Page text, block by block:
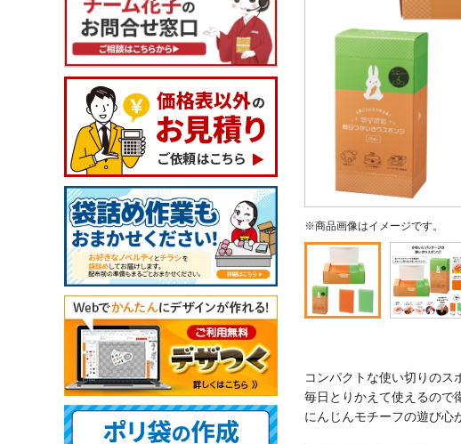
※商品画像はイメージです。
コンパクトな使い切りのス
毎日とりかえて使えるので
にんじんモチーフの遊び心